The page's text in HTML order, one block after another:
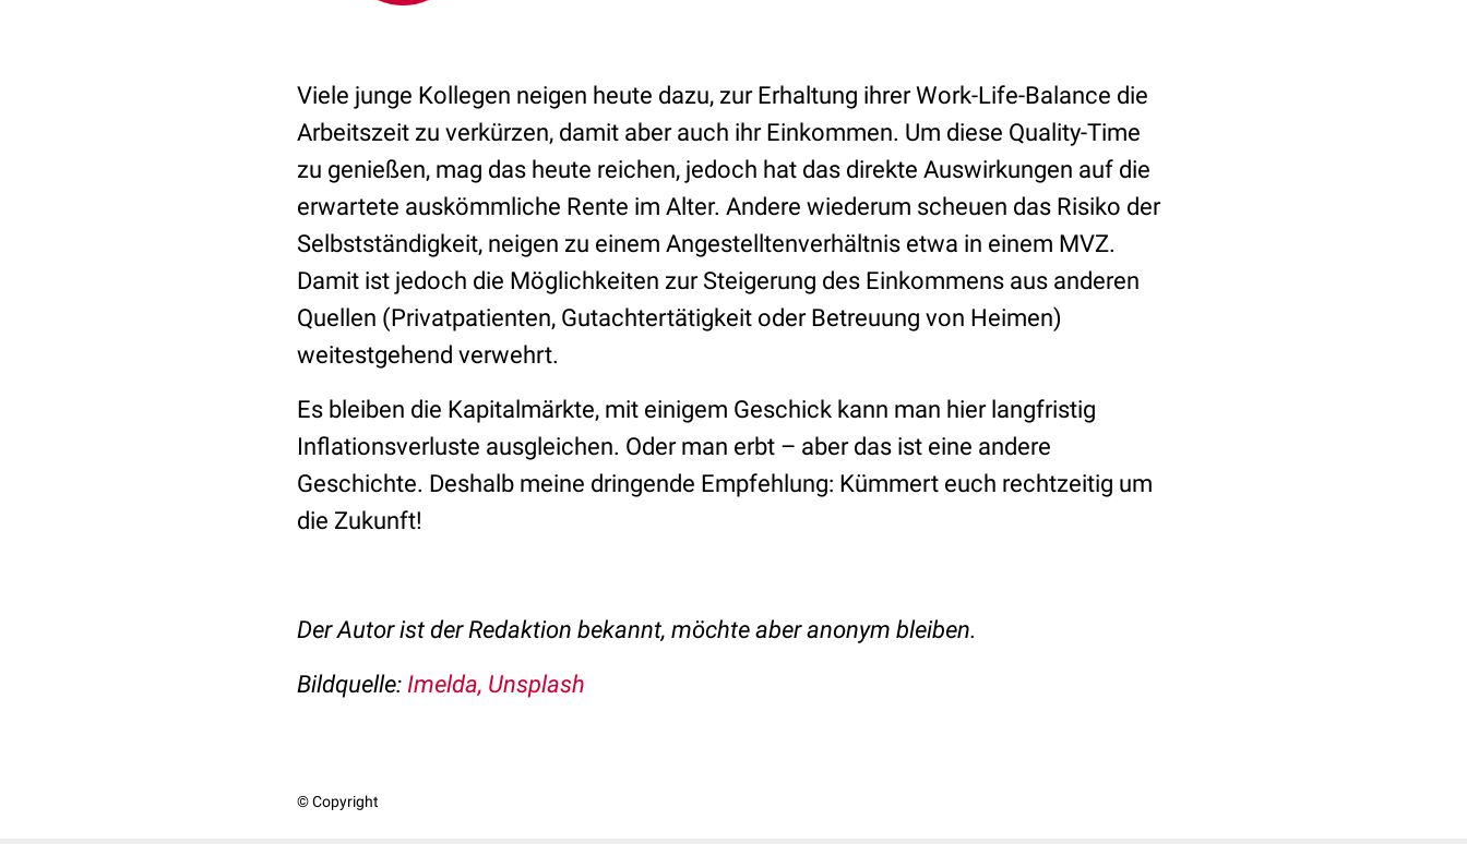
Viele junge Kollegen neigen heute dazu, zur Erhaltung ihrer Work-Life-Balance die
Arbeitszeit zu verkürzen, damit aber auch ihr Einkommen. Um diese Quality-Time
zu genießen, mag das heute reichen, jedoch hat das direkte Auswirkungen auf die
erwartete auskömmliche Rente im Alter. Andere wiederum scheuen das Risiko der
Selbstständigkeit, neigen zu einem Angestelltenverhältnis etwa in einem MVZ.
Damit ist jedoch die Möglichkeiten zur Steigerung des Einkommens aus anderen
Quellen (Privatpatienten, Gutachtertätigkeit oder Betreuung von Heimen)
weitestgehend verwehrt.
Es bleiben die Kapitalmärkte, mit einigem Geschick kann man hier langfristig
Inflationsverluste ausgleichen. Oder man erbt – aber das ist eine andere
Geschichte. Deshalb meine dringende Empfehlung: Kümmert euch rechtzeitig um
die Zukunft!
Der Autor ist der Redaktion bekannt, möchte aber anonym bleiben.
Bildquelle: Imelda, Unsplash
© Copyright